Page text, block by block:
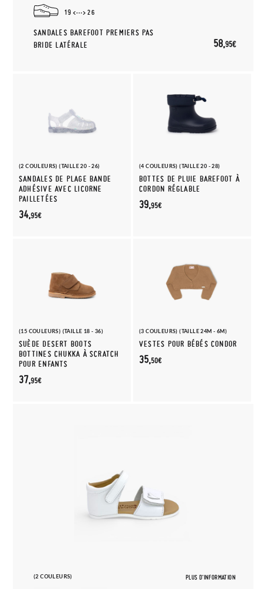
19 26
SANDALES BAREFOOT PREMIERS PAS
BRIDE LATÉRALE
58,95€
(2 COULEURS) (TAILLE 20 - 26)
SANDALES DE PLAGE BANDE
ADHÉSIVE AVEC LICORNE
PAILLETÉES
34,95€
(4 COULEURS) (TAILLE 20 - 28)
BOTTES DE PLUIE BAREFOOT À
CORDON RÉGLABLE
39,95€
(15 COULEURS) (TAILLE 18 - 36)
SUÈDE DESERT BOOTS
BOTTINES CHUKKA À SCRATCH
POUR ENFANTS
37,95€
(3 COULEURS) (TAILLE 24M - 6M)
VESTES POUR BÉBÉS CONDOR
35,50€
(2 COULEURS) PLUS D'INFORMATION